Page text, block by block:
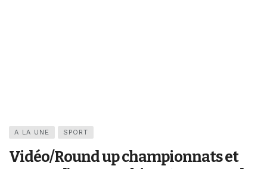
A LA UNE SPORT
Vidéo/Round up championnats et